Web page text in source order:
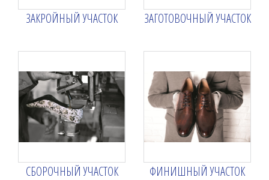
ЗАКРОЙНЫЙ УЧАСТОК ЗАГОТОВОЧНЫЙ УЧАСТОК
СБОРОЧНЫЙ УЧАСТОК ФИНИШНЫЙ УЧАСТОК